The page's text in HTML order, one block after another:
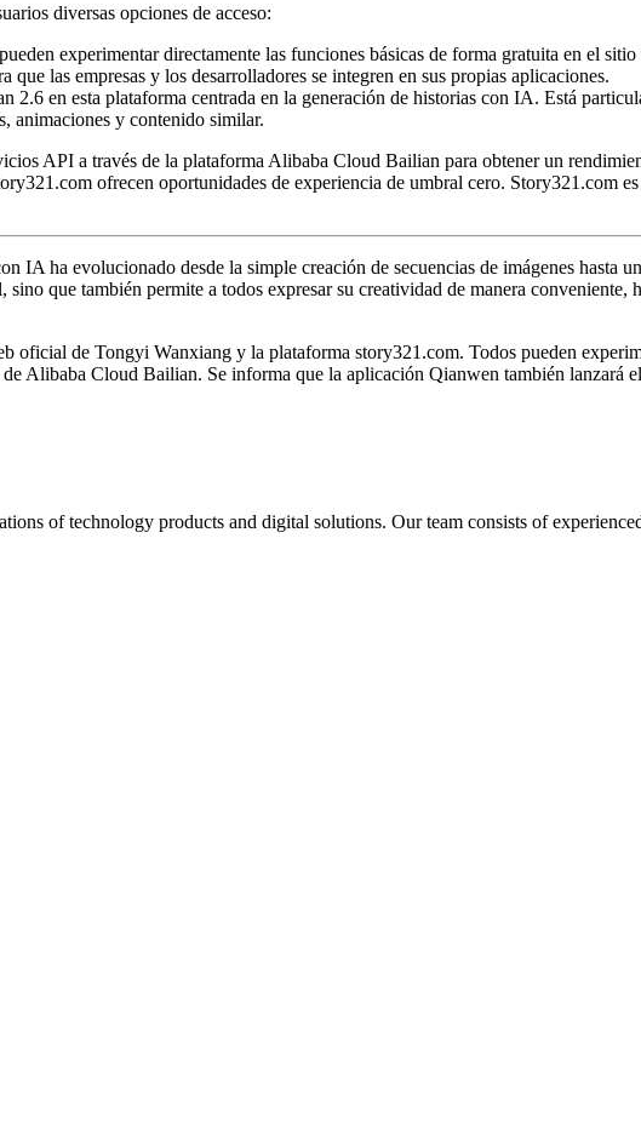
diversas opciones de acceso:
experimentar directamente las funciones básicas de forma gratuita en el
que las empresas y los desarrolladores se integren en sus propias aplicaciones.
2.6 en esta plataforma centrada en la generación de historias con IA. Está
animaciones y contenido similar.
API a través de la plataforma Alibaba Cloud Bailian para obtener un
ofrecen oportunidades de experiencia de umbral cero. Story321.com
ha evolucionado desde la simple creación de secuencias de imágenes hasta
que también permite a todos expresar su creatividad de manera conveniente,
de Tongyi Wanxiang y la plataforma story321.com. Todos pueden
Alibaba Cloud Bailian. Se informa que la aplicación Qianwen también lanzará
of technology products and digital solutions. Our team consists of